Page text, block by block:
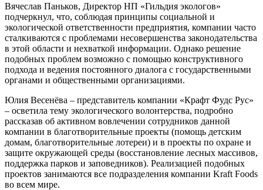
Вячеслав Паньков, Директор НП «Гильдия экологов»
подчеркнул, что, соблюдая принципы социальной и
экологической ответственности предприятия, компании часто
сталкиваются с проблемами несовершенства законодательства
в этой области и нехваткой информации. Однако решение
подобных проблем возможно с помощью конструктивного
подхода и ведения постоянного диалога с государственными
органами и общественными организациями.
Юлия Весенёва – представитель компании «Крафт Фудс Рус»
– осветила тему экологического волонтерства, подробно
рассказав об активном вовлечении сотрудников данной
компании в благотворительные проекты (помощь детским
домам, благотворительные лотереи) и в проекты по охране и
защите окружающей среды (восстановление лесных массивов,
поддержка парков и заповедников). Реализацией подобных
проектов занимаются все подразделения компании Kraft Foods
во всем мире.